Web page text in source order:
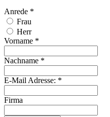
Anrede *
Frau
Herr
Vorname *
Nachname *
E-Mail Adresse: *
Firma